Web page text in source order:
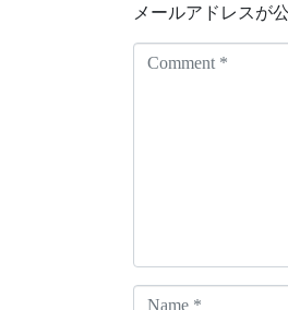
メールアドレスが